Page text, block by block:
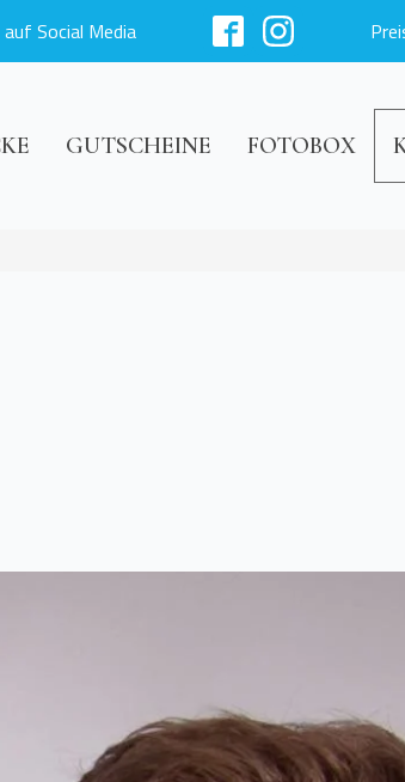
Social Media
GUTSCHEINE FOTOBOX